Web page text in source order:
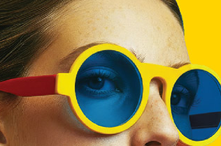
314 74 64
313 76 39